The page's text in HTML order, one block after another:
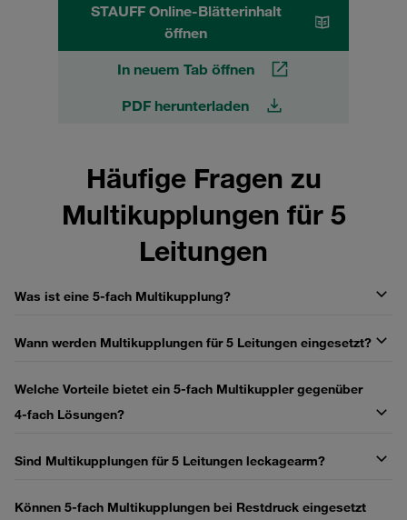
STAUFF Online-Blätterinhalt
öffnen
In neuem Tab öffnen
PDF herunterladen
Häufige Fragen zu
Multikupplungen für 5
Leitungen
Was ist eine 5‑fach Multikupplung?
Wann werden Multikupplungen für 5 Leitungen eingesetzt?
Welche Vorteile bietet ein 5‑fach Multikuppler gegenüber
4‑fach Lösungen?
Sind Multikupplungen für 5 Leitungen leckagearm?
Können 5‑fach Multikupplungen bei Restdruck eingesetzt